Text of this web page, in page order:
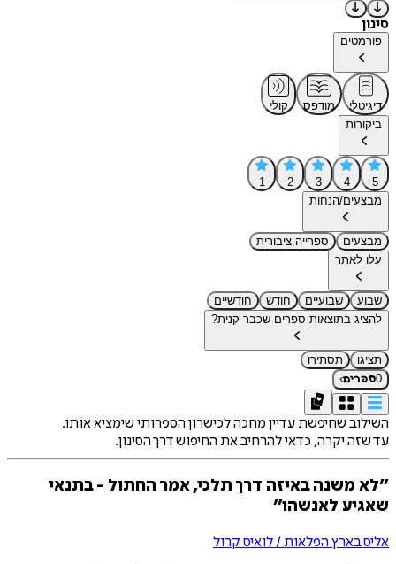
סינון
פורמטים
דיגיטלי מודפס
קולי
ביקורות
5
4
3
2
1
מבצעים/הנחות
מבצעים
ספרייה ציבורית
עלו לאתר
שבוע שבועיים חודש
חודשיים
להציג בתוצאות ספרים שכבר קנית?
תציגו
תסתירו
0ספרים›
השילוב שחיפשת עדיין מחכה לכישרון הספרותי שימציא אותו.
עד שזה יקרה, כדאי להרחיב את החיפוש דרך הסינון.
״לא משנה באיזה דרך תלכי, אמר החתול - בתנאי
שאגיע לאנשהו״
אליס בארץ הפלאות / לואיס קרול